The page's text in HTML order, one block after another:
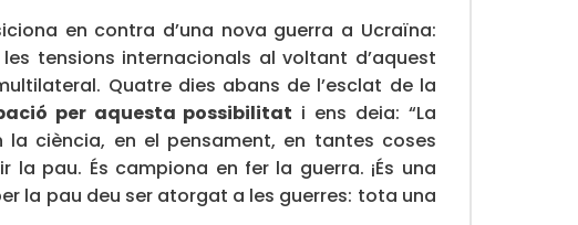
en contra d’una nova guerra a Ucraïna:
tensions internacionals al voltant d’aquest
Quatre dies abans de l’esclat de la
per aquesta possibilitat i ens deia: “La
ciència, en el pensament, en tantes coses
pau. És campiona en fer la guerra. ¡És una
la pau deu ser atorgat a les guerres: tota una